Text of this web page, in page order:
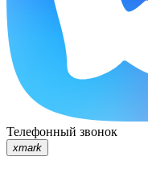
Телефонный звонок
xmark